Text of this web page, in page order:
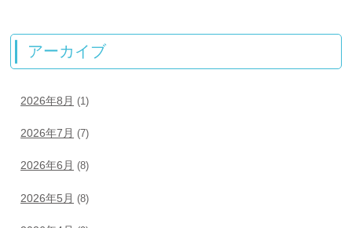
アーカイブ
2026年8月 (1)
2026年7月 (7)
2026年6月 (8)
2026年5月 (8)